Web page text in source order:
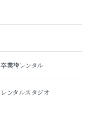
卒業袴レンタル
レンタルスタジオ